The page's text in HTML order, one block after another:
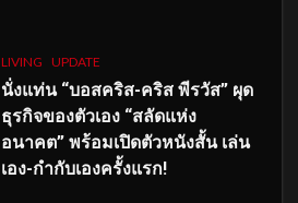
LIVING UPDATE
นั่งแท่น “บอสคริส-คริส พีรวัส” ผุด
ธุรกิจของตัวเอง “สลัดแห่ง
อนาคต” พร้อมเปิดตัวหนังสั้น เล่น
เอง-กำกับเองครั้งแรก!